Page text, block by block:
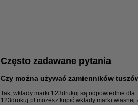
Często zadawane pytania
Czy można używać zamienników
Tak, wkłady marki 123drukuj są odpowiednie
123drukuj.pl możesz kupić wkłady marki